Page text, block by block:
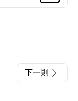
下一則